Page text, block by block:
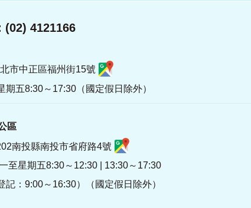
4121166
市中正區福州街15號
五8:30～17:30（國定假日除外）
區
南投縣南投市省府路4號
至星期五8:30～12:30 | 13:30～17:30
記：9:00～16:30）（國定假日除外）